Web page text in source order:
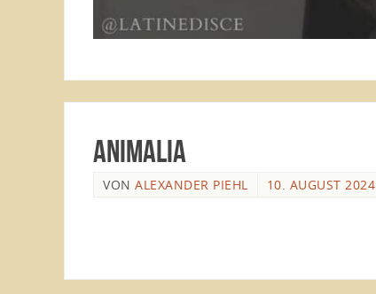
Animalia
VON ALEXANDER PIEHL 10. AUGUST 2024